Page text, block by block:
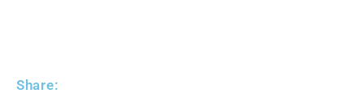
Share: